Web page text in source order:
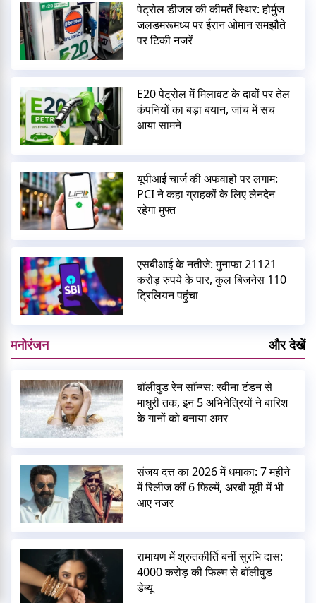
पेट्रोल डीजल की कीमतें स्थिर: होर्मुज
जलडमरूमध्य पर ईरान ओमान समझौते
पर टिकी नजरें
E20 पेट्रोल में मिलावट के दावों पर तेल
कंपनियों का बड़ा बयान, जांच में सच
आया सामने
यूपीआई चार्ज की अफवाहों पर लगाम:
PCI ने कहा ग्राहकों के लिए लेनदेन
रहेगा मुफ्त
एसबीआई के नतीजे: मुनाफा 21121
करोड़ रुपये के पार, कुल बिजनेस 110
ट्रिलियन पहुंचा
मनोरंजन और देखें
बॉलीवुड रेन सॉन्ग्स: रवीना टंडन से
माधुरी तक, इन 5 अभिनेत्रियों ने बारिश
के गानों को बनाया अमर
संजय दत्त का 2026 में धमाका: 7 महीने
में रिलीज कीं 6 फिल्में, अरबी मूवी में भी
आए नजर
रामायण में श्रुतकीर्ति बनीं सुरभि दास:
4000 करोड़ की फिल्म से बॉलीवुड
डेब्यू